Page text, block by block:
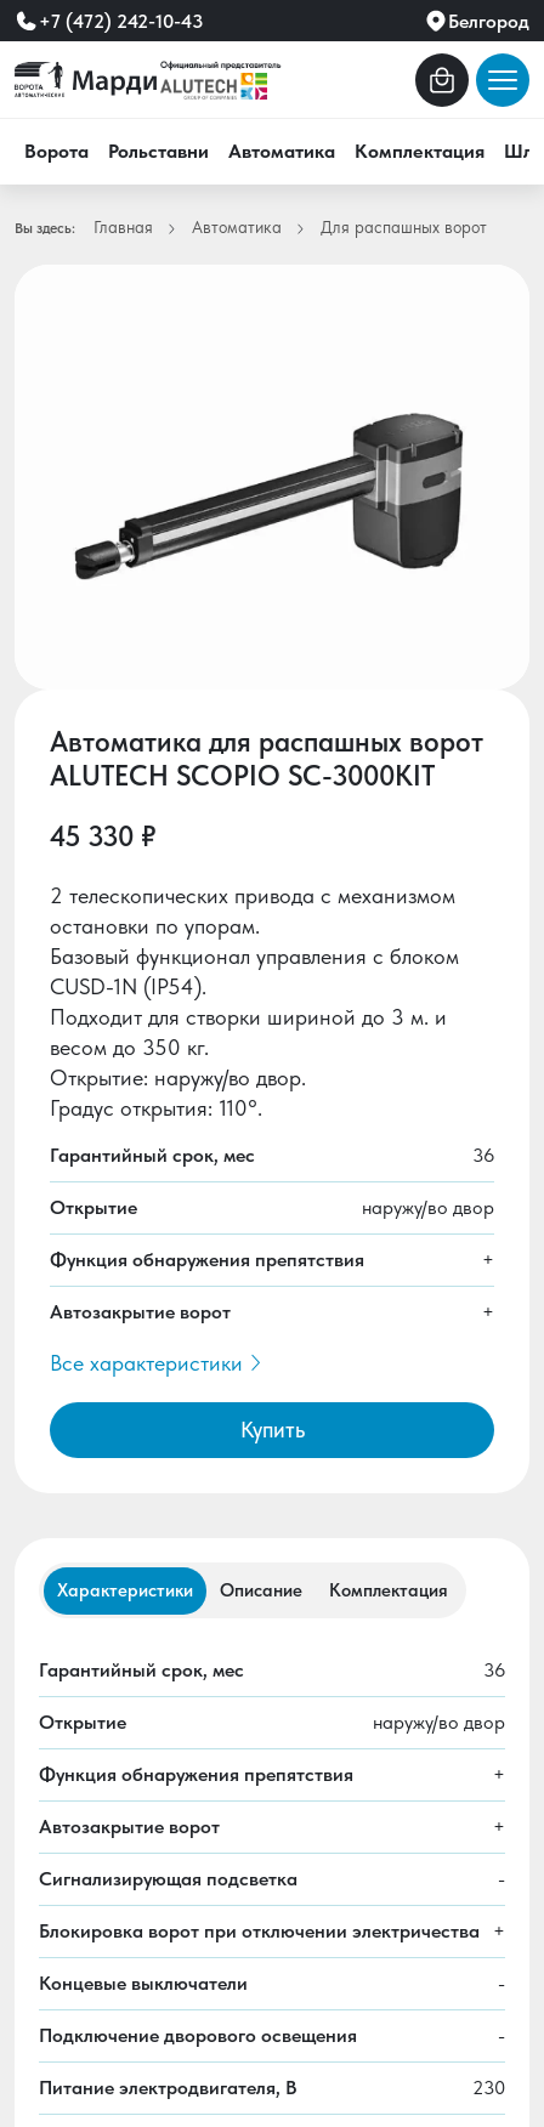
+7 (472) 242-10-43 Белгород
Ворота Рольставни Автоматика Комплектация
Вы здесь: Главная Автоматика Для распашных ворот
Автоматика для распашных ворот
ALUTECH SCOPIO SC-3000KIT
45 330 ₽
2 телескопических привода с механизмом
остановки по упорам.
Базовый функционал управления с блоком
CUSD-1N (IP54).
Подходит для створки шириной до 3 м. и
весом до 350 кг.
Открытие: наружу/во двор.
Градус открытия: 110°.
Гарантийный срок, мес 36
Открытие наружу/во двор
Функция обнаружения препятствия +
Автозакрытие ворот +
Все характеристики
Купить
Характеристики Описание Комплектация
Гарантийный срок, мес 36
Открытие наружу/во двор
Функция обнаружения препятствия +
Автозакрытие ворот +
Сигнализирующая подсветка -
Блокировка ворот при отключении электричества +
Концевые выключатели -
Подключение дворового освещения -
Питание электродвигателя, В 230